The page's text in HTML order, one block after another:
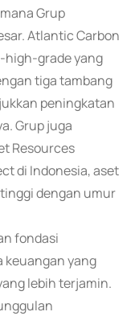
Grup
Atlantic Carbon
high-grade yang
tiga tambang
peningkatan
Grup juga
Resources
di Indonesia, aset
dengan umur
fondasi
keuangan yang
lebih terjamin.